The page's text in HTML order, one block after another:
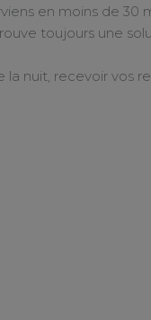
en moins de
toujours une
la nuit, recevoir